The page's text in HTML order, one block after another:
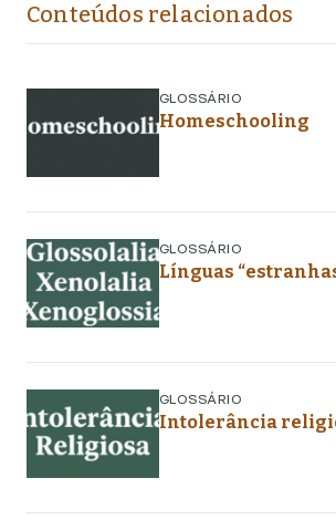
Conteúdos relacionados
GLOSSÁRIO
Homeschooling
GLOSSÁRIO
Línguas
GLOSSÁRIO
Intolerância